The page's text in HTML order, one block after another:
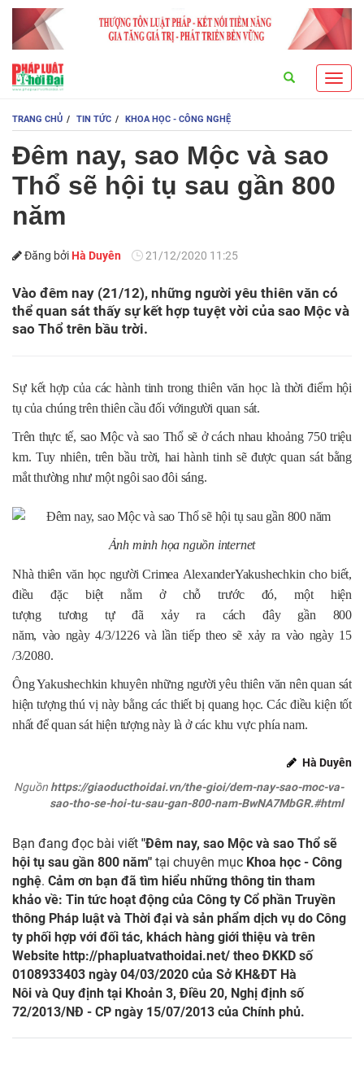
TRANG CHỦ TIN TỨC KHOA HỌC - CÔNG NGHỆ
Đêm nay, sao Mộc và sao
Thổ sẽ hội tụ sau gần 800
năm
Đăng bởi Hà Duyên 21/12/2020 11:25
Vào đêm nay (21/12), những người yêu thiên văn có
thể quan sát thấy sự kết hợp tuyệt vời của sao Mộc và
sao Thổ trên bầu trời.
Sự kết hợp của các hành tinh trong thiên văn học là thời điểmhội
tụ của chúng trên thiên cầu đối vớingười quan sát.
Trên thựctế, sao Mộc và sao Thổ sẽ ởcách nhau khoảng 750 triệu
km. Tuy nhiên, trên bầu trời, hai hành tinh sẽđược quan sát bằng
mắt thường như một ngôi sao đôi sáng.
Ảnh minh họa nguồn internet
Nhà thiên văn học người Crimea AlexanderYakushechkin cho biết,
điều đặc biệt nằm ở chỗ trước đó, một hiện
tượng tương tự đã xảy ra cách đây gần 800
năm, vào ngày 4/3/1226 và lầntiếp theo sẽ xảy ra vào ngày 15
/3/2080.
Ông Yakushechkin khuyên những người yêu thiên văn nên quan sát
hiện tượng thú vị này bằng các thiết bị quang học. Các điều kiện tốt
nhất để quan sát hiện tượng này là ở các khu vực phía nam.
Hà Duyên
Nguồn https://giaoducthoidai.vn/the-gioi/dem-nay-sao-moc-va-
sao-tho-se-hoi-tu-sau-gan-800-nam-BwNA7MbGR.#html
Bạn đang đọc bài viết "Đêm nay, sao Mộc và sao Thổ sẽ
hội tụ sau gần 800 năm" tại chuyên mục Khoa học - Công
nghệ. Cảm ơn bạn đã tìm hiểu những thông tin tham
khảo về: Tin tức hoạt động của Công ty Cổ phần Truyền
thông Pháp luật và Thời đại và sản phẩm dịch vụ do Công
ty phối hợp với đối tác, khách hàng giới thiệu và trên
Website http://phapluatvathoidai.net/ theo ĐKKD số
0108933403 ngày 04/03/2020 của Sở KH&ĐT Hà
Nôi và Quy định tại Khoản 3, Điều 20, Nghị định số
72/2013/NĐ - CP ngày 15/07/2013 của Chính phủ.